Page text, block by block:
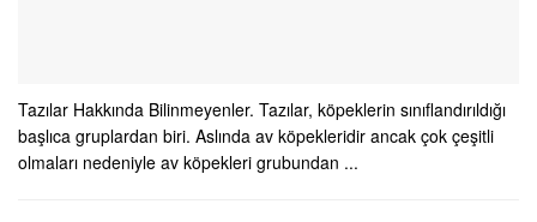
Tazılar Hakkında Bilinmeyenler. Tazılar, köpeklerin sınıflandırıldığı
başlıca gruplardan biri. Aslında av köpekleridir ancak çok çeşitli
olmaları nedeniyle av köpekleri grubundan ...